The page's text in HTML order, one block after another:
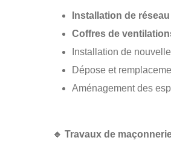
Installation de
Coffres de
Installation de
Dépose et
Aménagement des
🔹 Travaux de